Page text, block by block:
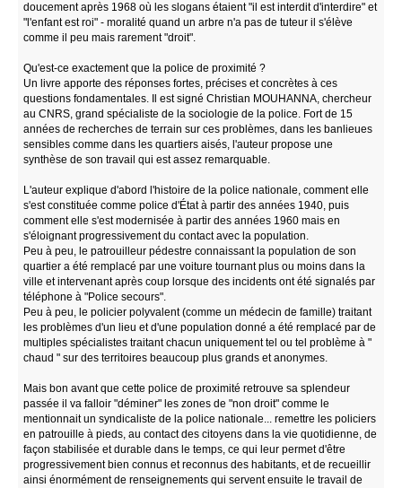
doucement après 1968 où les slogans étaient "il est interdit d'interdire" et
"l'enfant est roi" - moralité quand un arbre n'a pas de tuteur il s'élève
comme il peu mais rarement "droit".
Qu'est-ce exactement que la police de proximité ?
Un livre apporte des réponses fortes, précises et concrètes à ces
questions fondamentales. Il est signé Christian MOUHANNA, chercheur
au CNRS, grand spécialiste de la sociologie de la police. Fort de 15
années de recherches de terrain sur ces problèmes, dans les banlieues
sensibles comme dans les quartiers aisés, l'auteur propose une
synthèse de son travail qui est assez remarquable.
L'auteur explique d'abord l'histoire de la police nationale, comment elle
s'est constituée comme police d'État à partir des années 1940, puis
comment elle s'est modernisée à partir des années 1960 mais en
s'éloignant progressivement du contact avec la population.
Peu à peu, le patrouilleur pédestre connaissant la population de son
quartier a été remplacé par une voiture tournant plus ou moins dans la
ville et intervenant après coup lorsque des incidents ont été signalés par
téléphone à "Police secours".
Peu à peu, le policier polyvalent (comme un médecin de famille) traitant
les problèmes d'un lieu et d'une population donné a été remplacé par de
multiples spécialistes traitant chacun uniquement tel ou tel problème à "
chaud " sur des territoires beaucoup plus grands et anonymes.
Mais bon avant que cette police de proximité retrouve sa splendeur
passée il va falloir "déminer" les zones de "non droit" comme le
mentionnait un syndicaliste de la police nationale... remettre les policiers
en patrouille à pieds, au contact des citoyens dans la vie quotidienne, de
façon stabilisée et durable dans le temps, ce qui leur permet d'être
progressivement bien connus et reconnus des habitants, et de recueillir
ainsi énormément de renseignements qui servent ensuite le travail de